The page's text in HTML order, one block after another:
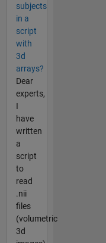
subjects
in a
script
with
3d
arrays?
Dear
experts,
I
have
written
a
script
to
read
.nii
files
(volumetric
3d